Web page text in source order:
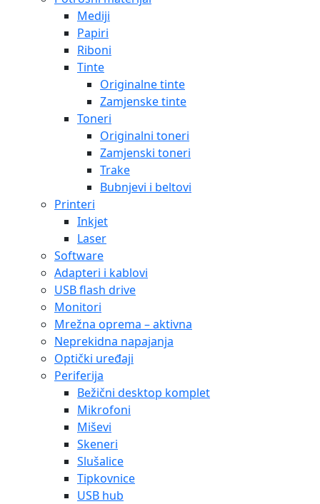
Mediji
Papiri
Riboni
Tinte
Originalne tinte
Zamjenske tinte
Toneri
Originalni toneri
Zamjenski toneri
Trake
Bubnjevi i beltovi
Printeri
Inkjet
Laser
Software
Adapteri i kablovi
USB flash drive
Monitori
Mrežna oprema – aktivna
Neprekidna napajanja
Optički uređaji
Periferija
Bežični desktop komplet
Mikrofoni
Miševi
Skeneri
Slušalice
Tipkovnice
USB hub